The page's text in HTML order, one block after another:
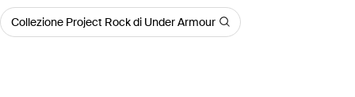
Collezione Project Rock di Under Armour